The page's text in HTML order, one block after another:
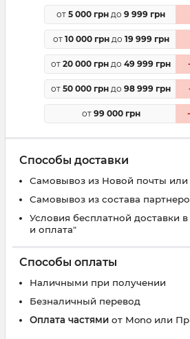
от 5 000 грн до 9 999 грн
от 10 000 грндо 19 999 грн
от 20 000 грн до 49 999 грн -
от 50 000 грн до 98 999 грн
от 99 000 грн -
Способы доставки
Самовывоз из Новой почты или
Самовывоз из состава
Условия бесплатной доставки
и оплата"
Способы оплаты
Наличными при получении
Безналичный перевод
Оплата частями от Mono или